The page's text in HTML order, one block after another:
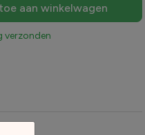
aan winkelwagen
verzonden